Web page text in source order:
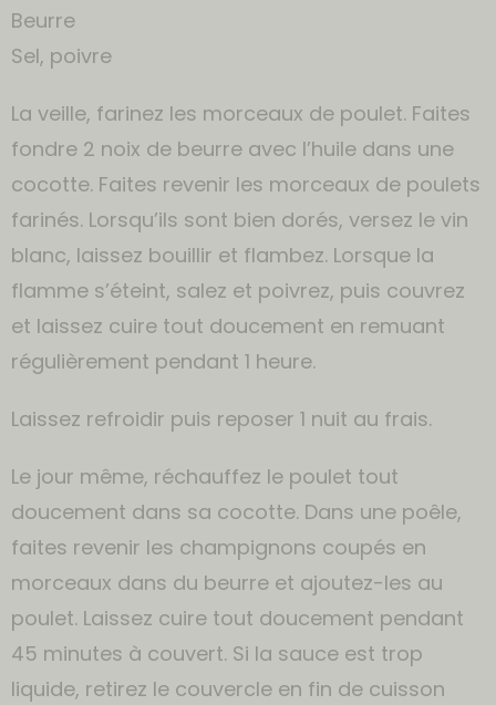
Beurre
Sel, poivre
La veille, farinez les morceaux de poulet. Faites
fondre 2 noix de beurre avec l’huile dans une
cocotte. Faites revenir les morceaux de poulets
farinés. Lorsqu’ils sont bien dorés, versez le vin
blanc, laissez bouillir et flambez. Lorsque la
flamme s’éteint, salez et poivrez, puis couvrez
et laissez cuire tout doucement en remuant
régulièrement pendant 1 heure.
Laissez refroidir puis reposer 1 nuit au frais.
Le jour même, réchauffez le poulet tout
doucement dans sa cocotte. Dans une poêle,
faites revenir les champignons coupés en
morceaux dans du beurre et ajoutez-les au
poulet. Laissez cuire tout doucement pendant
45 minutes à couvert. Si la sauce est trop
liquide, retirez le couvercle en fin de cuisson